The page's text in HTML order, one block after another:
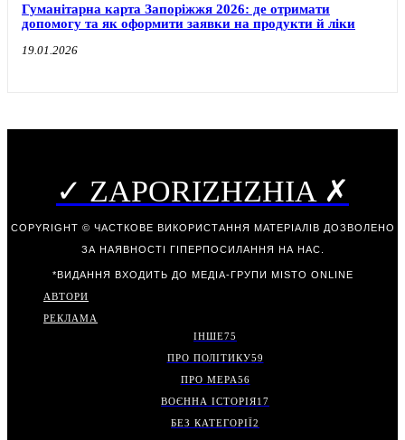
Гуманітарна карта Запоріжжя 2026: де отримати
допомогу та як оформити заявки на продукти й ліки
19.01.2026
✓ ZAPORIZHZHIA ✗
COPYRIGHT © ЧАСТКОВЕ ВИКОРИСТАННЯ МАТЕРІАЛІВ ДОЗВОЛЕНО
ЗА НАЯВНОСТІ ГІПЕРПОСИЛАННЯ НА НАС.
*ВИДАННЯ ВХОДИТЬ ДО МЕДІА-ГРУПИ MISTO ONLINE
АВТОРИ
РЕКЛАМА
ІНШЕ75
ПРО ПОЛІТИКУ59
ПРО МЕРА56
ВОЄННА ІСТОРІЯ17
БЕЗ КАТЕГОРІЇ2